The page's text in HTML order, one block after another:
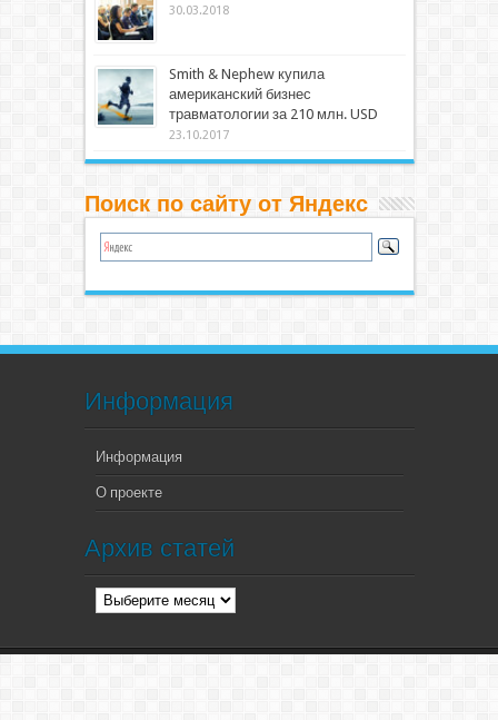
30.03.2018
Smith & Nephew купила
американский бизнес
травматологии за 210 млн. USD
23.10.2017
Поиск по сайту от Яндекс
Информация
Информация
О проекте
Архив статей
Архив
статей